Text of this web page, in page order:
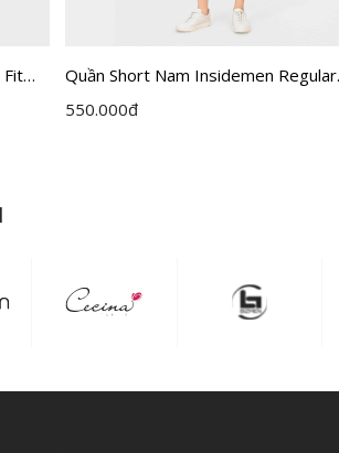
Fit
Quần Short Nam Insidemen Regular
ISO163AAH0
550.000đ